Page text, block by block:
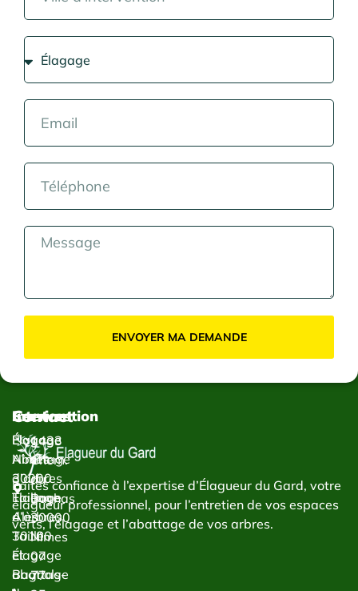
ENVOYER MA DEMANDE
Faites confiance à l’expertise d’Élagueur du Gard, votre
élagueur professionnel, pour l’entretien de vos espaces
verts, l’élagage et l’abattage de vos arbres.
Services
Élagage
Abattage
d’arbres
Taillage
d’arbres
Taille
et
abattage
Intervention
Élagage
Nîmes
30000
Élagage
Alès
30100
Élagage
Bagnols-
Contact
1433
Chem.
du
Bachas
30000
Nîmes
07
77